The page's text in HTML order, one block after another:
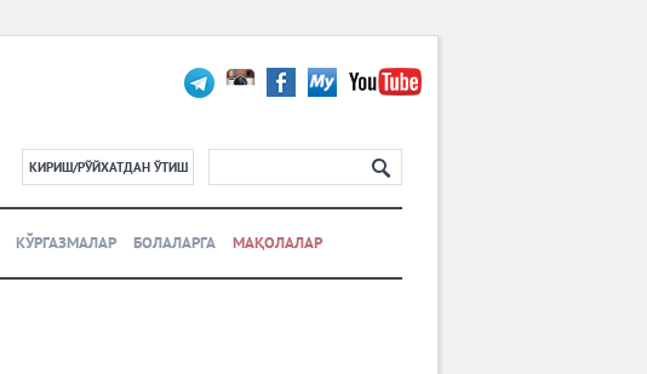
КИРИШ/РЎЙХАТДАН ЎТИШ
КЎРГАЗМАЛАР БОЛАЛАРГА МАҚОЛАЛАР